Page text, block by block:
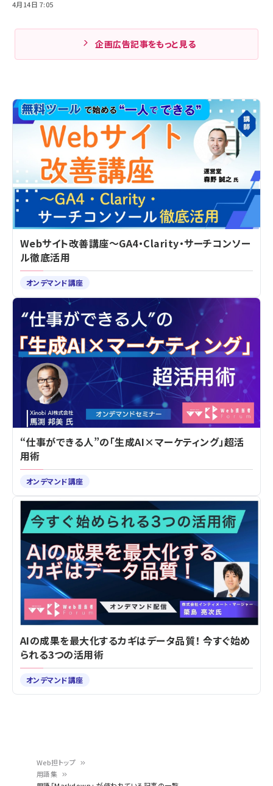
Web担トップ
用語集
4月14日 7:05
企画広告記事をもっと見る
Webサイト改善講座～GA4・Clarity・サーチコンソー
ル徹底活用
オンデマンド講座
“仕事ができる人”の「生成AI×マーケティング」超活
用術
オンデマンド講座
AIの成果を最大化するカギはデータ品質！ 今すぐ始め
られる3つの活用術
オンデマンド講座